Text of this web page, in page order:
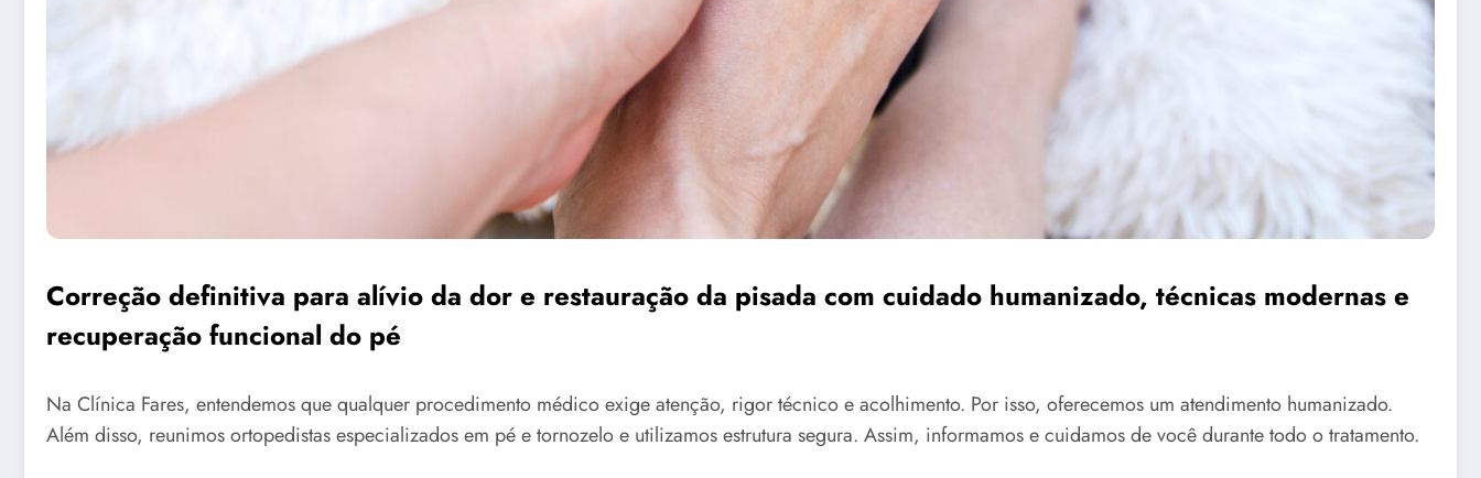
Correção definitiva para alívio da dor e restauração da pisada com cuidado humanizado, técnicas modernas e
recuperação funcional do pé
Na Clínica Fares, entendemos que qualquer procedimento médico exige atenção, rigor técnico e acolhimento. Por isso, oferecemos um atendimento humanizado.
Além disso, reunimos ortopedistas especializados em pé e tornozelo e utilizamos estrutura segura. Assim, informamos e cuidamos de você durante todo o tratamento.